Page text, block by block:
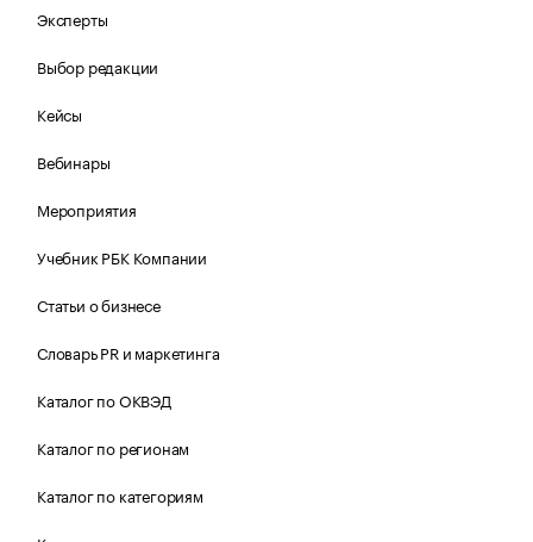
Эксперты
Выбор редакции
Кейсы
Вебинары
Мероприятия
Учебник РБК Компании
Статьи о бизнесе
Словарь PR и маркетинга
Каталог по ОКВЭД
Каталог по регионам
Каталог по категориям